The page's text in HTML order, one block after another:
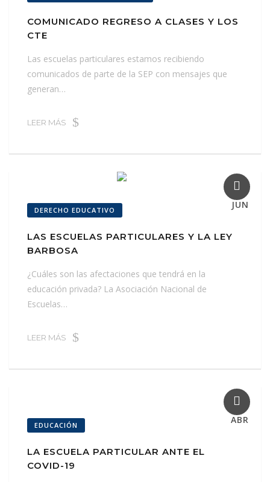
COMUNICADO REGRESO A CLASES Y LOS
CTE
Las escuelas particulares estamos recibiendo
comunicados de parte de la SEP con mensajes que
generan…
LEER MÁS
16
JUN
DERECHO EDUCATIVO
LAS ESCUELAS PARTICULARES Y LA LEY
BARBOSA
¿Cuáles son las afectaciones que tendrá en la
educación privada? La Asociación Nacional de
Escuelas…
LEER MÁS
27
ABR
EDUCACIÓN
LA ESCUELA PARTICULAR ANTE EL
COVID-19